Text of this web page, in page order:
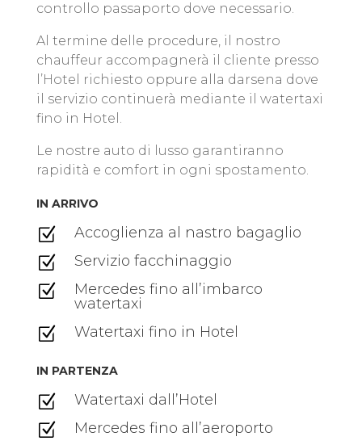
controllo passaporto dove necessario.
Al termine delle procedure, il nostro
chauffeur accompagnerà il cliente presso
l’Hotel richiesto oppure alla darsena dove
il servizio continuerà mediante il watertaxi
fino in Hotel.
Le nostre auto di lusso garantiranno
rapidità e comfort in ogni spostamento.
IN ARRIVO
Z Accoglienza al nastro bagaglio
Z Servizio facchinaggio
Z
Mercedes fino all’imbarco
watertaxi
Z Watertaxi fino in Hotel
IN PARTENZA
Z Watertaxi dall’Hotel
Z Mercedes fino all’aeroporto